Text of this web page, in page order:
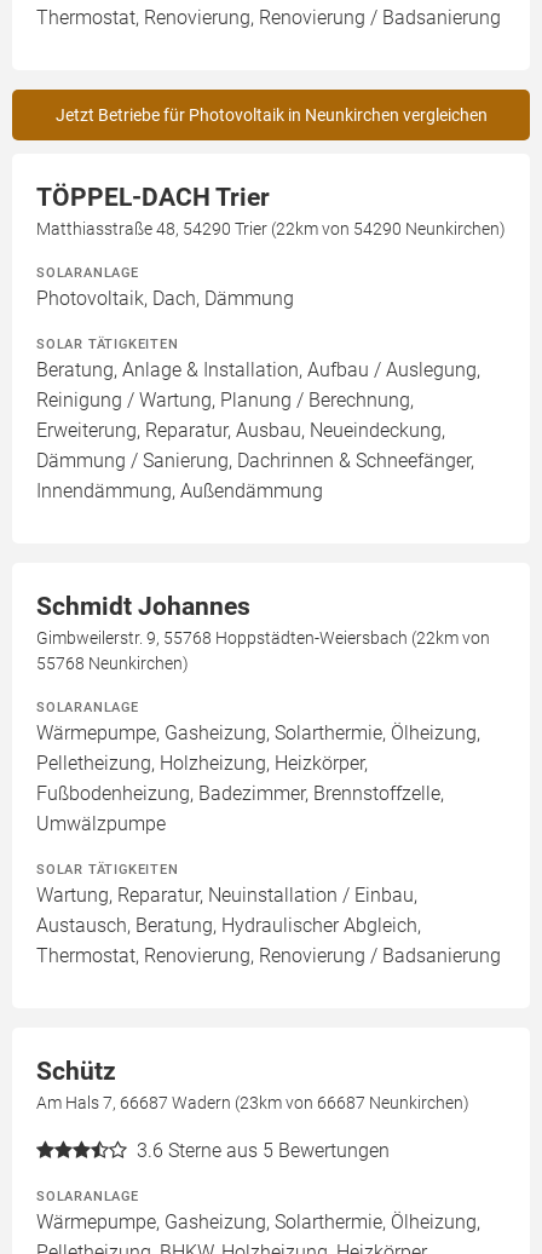
Thermostat, Renovierung, Renovierung / Badsanierung
Jetzt Betriebe für Photovoltaik in Neunkirchen vergleichen
TÖPPEL-DACH Trier
Matthiasstraße 48, 54290 Trier (22km von 54290 Neunkirchen)
SOLARANLAGE
Photovoltaik, Dach, Dämmung
SOLAR TÄTIGKEITEN
Beratung, Anlage & Installation, Aufbau / Auslegung,
Reinigung / Wartung, Planung / Berechnung,
Erweiterung, Reparatur, Ausbau, Neueindeckung,
Dämmung / Sanierung, Dachrinnen & Schneefänger,
Innendämmung, Außendämmung
Schmidt Johannes
Gimbweilerstr. 9, 55768 Hoppstädten-Weiersbach (22km von
55768 Neunkirchen)
SOLARANLAGE
Wärmepumpe, Gasheizung, Solarthermie, Ölheizung,
Pelletheizung, Holzheizung, Heizkörper,
Fußbodenheizung, Badezimmer, Brennstoffzelle,
Umwälzpumpe
SOLAR TÄTIGKEITEN
Wartung, Reparatur, Neuinstallation / Einbau,
Austausch, Beratung, Hydraulischer Abgleich,
Thermostat, Renovierung, Renovierung / Badsanierung
Schütz
Am Hals 7, 66687 Wadern (23km von 66687 Neunkirchen)
3.6 Sterne aus 5 Bewertungen
SOLARANLAGE
Wärmepumpe, Gasheizung, Solarthermie, Ölheizung,